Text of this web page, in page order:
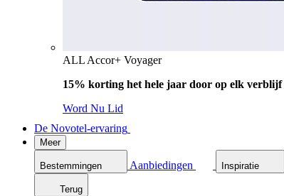
ALL Accor+ Voyager
15% korting het hele jaar door op elk verblijf
Word Nu Lid
De Novotel-ervaring
Meer
Bestemmingen Aanbiedingen Inspiratie
Terug